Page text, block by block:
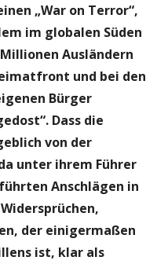
„War on Terror“,
im globalen Süden
Ausländern
und bei den
Bürger
Dass die
von der
unter ihrem Führer
Anschlägen in
der einigermaßen
ist, klar als